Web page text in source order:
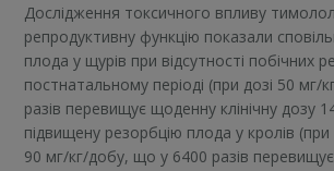
Дослідження токсичного впливу
репродуктивну функцію показали
плода у щурів при відсутності побічних
постнатальному періоді (при дозі 50
разів перевищує щоденну клінічну дозу
підвищену резорбцію плода у кролів (при
90 мг/кг/добу, що у 6400 разів